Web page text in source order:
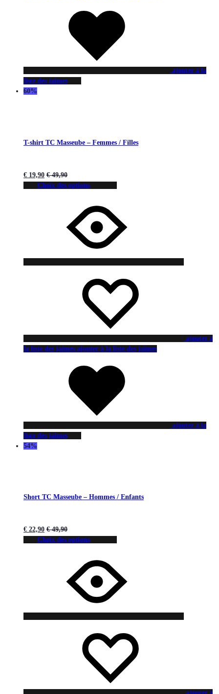
ajouter à la
liste des jaimes
60%
T-shirt TC Masseube – Femmes / Filles
€ 19,90 €49,90
Choix des options
ajouter à
la liste des jaimes ajouter à la liste des jaimes
ajouter à la
liste des jaimes
54%
Short TC Masseube – Hommes / Enfants
€ 22,90 €49,90
Choix des options